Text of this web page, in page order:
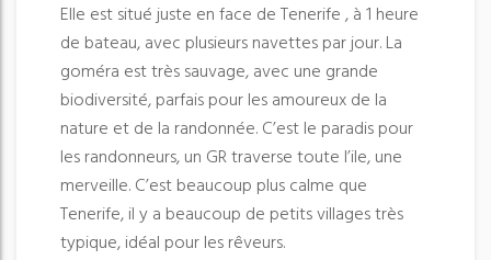
Elle est situé juste en face de Tenerife , à 1 heure
de bateau, avec plusieurs navettes par jour. La
goméra est très sauvage, avec une grande
biodiversité, parfais pour les amoureux de la
nature et de la randonnée. C’est le paradis pour
les randonneurs, un GR traverse toute l’ile, une
merveille. C’est beaucoup plus calme que
Tenerife, il y a beaucoup de petits villages très
typique, idéal pour les rêveurs.